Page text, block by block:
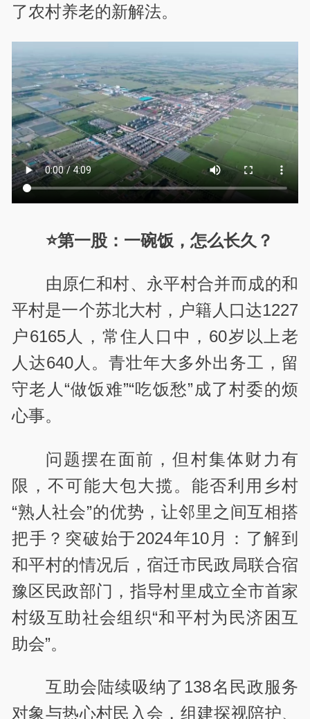
了农村养老的新解法。
⭐第一股：一碗饭，怎么长久？
由原仁和村、永平村合并而成的和
平村是一个苏北大村，户籍人口达1227
户6165人，常住人口中，60岁以上老
人达640人。青壮年大多外出务工，留
守老人“做饭难”“吃饭愁”成了村委的烦
心事。
问题摆在面前，但村集体财力有
限，不可能大包大揽。能否利用乡村
“熟人社会”的优势，让邻里之间互相搭
把手？突破始于2024年10月：了解到
和平村的情况后，宿迁市民政局联合宿
豫区民政部门，指导村里成立全市首家
村级互助社会组织“和平村为民济困互
助会”。
互助会陆续吸纳了138名民政服务
对象与热心村民入会，组建探视陪护、